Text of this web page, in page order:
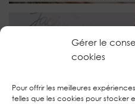
Gérer le
cookies
Pour offrir les meilleures
telles que les cookies pour stocker